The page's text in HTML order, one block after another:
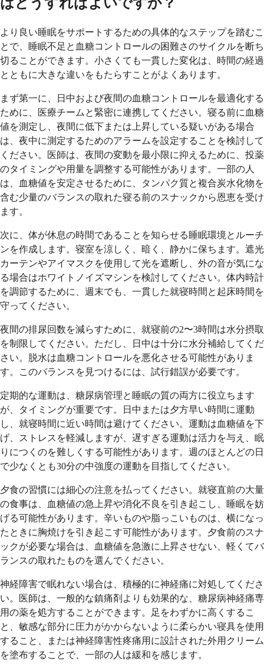
はどうすればよいですか？
より良い睡眠をサポートするための具体的なステップを踏むこ
とで、睡眠不足と血糖コントロールの困難さのサイクルを断ち
切ることができます。小さくても一貫した変化は、時間の経過
とともに大きな違いをもたらすことがよくあります。
まず第一に、日中および夜間の血糖コントロールを最適化する
ために、医療チームと緊密に連携してください。寝る前に血糖
値を測定し、夜間に低下または上昇している疑いがある場合
は、夜中に測定するためのアラームを設定することを検討して
ください。医師は、夜間の変動を最小限に抑えるために、投薬
のタイミングや用量を調整する可能性があります。一部の人
は、血糖値を安定させるために、タンパク質と複合炭水化物を
含む少量のバランスの取れた寝る前のスナックから恩恵を受け
ます。
次に、体が休息の時間であることを知らせる睡眠環境とルーチ
ンを作成します。寝室を涼しく、暗く、静かに保ちます。遮光
カーテンやアイマスクを使用して光を遮断し、外の音が気にな
る場合はホワイトノイズマシンを検討してください。体内時計
を調節するために、週末でも、一貫した就寝時間と起床時間を
守ってください。
夜間の排尿回数を減らすために、就寝前の2〜3時間は水分摂取
を制限してください。ただし、日中は十分に水分補給してくだ
さい。脱水は血糖コントロールを悪化させる可能性がありま
す。このバランスを見つけるには、試行錯誤が必要です。
定期的な運動は、糖尿病管理と睡眠の質の両方に役立ちます
が、タイミングが重要です。日中または夕方早い時間に運動
し、就寝時間に近い時間は避けてください。運動は血糖値を下
げ、ストレスを軽減しますが、遅すぎる運動は活力を与え、眠
りにつくのを難しくする可能性があります。週のほとんどの日
で少なくとも30分の中強度の運動を目指してください。
夕食の習慣には細心の注意を払ってください。就寝直前の大量
の食事は、血糖値の急上昇や消化不良を引き起こし、睡眠を妨
げる可能性があります。辛いものや脂っこいものは、横になっ
たときに胸焼けを引き起こす可能性があります。夕食前のスナ
ックが必要な場合は、血糖値を急激に上昇させない、軽くてバ
ランスの取れたものを選んでください。
神経障害で眠れない場合は、積極的に神経痛に対処してくださ
い。医師は、一般的な鎮痛剤よりも効果的な、糖尿病神経痛専
用の薬を処方することができます。足をわずかに高くするこ
と、敏感な部分に圧力がかからないように柔らかい寝具を使用
すること、または神経障害性疼痛用に設計された外用クリーム
を塗布することで、一部の人は緩和を感じます。